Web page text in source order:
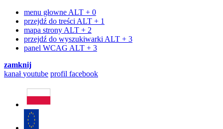
menu głowne ALT + 0
przejdź do treści ALT + 1
mapa strony ALT + 2
przejdź do wyszukiwarki ALT + 3
panel WCAG ALT + 3
zamknij
kanałyoutube profil facebook